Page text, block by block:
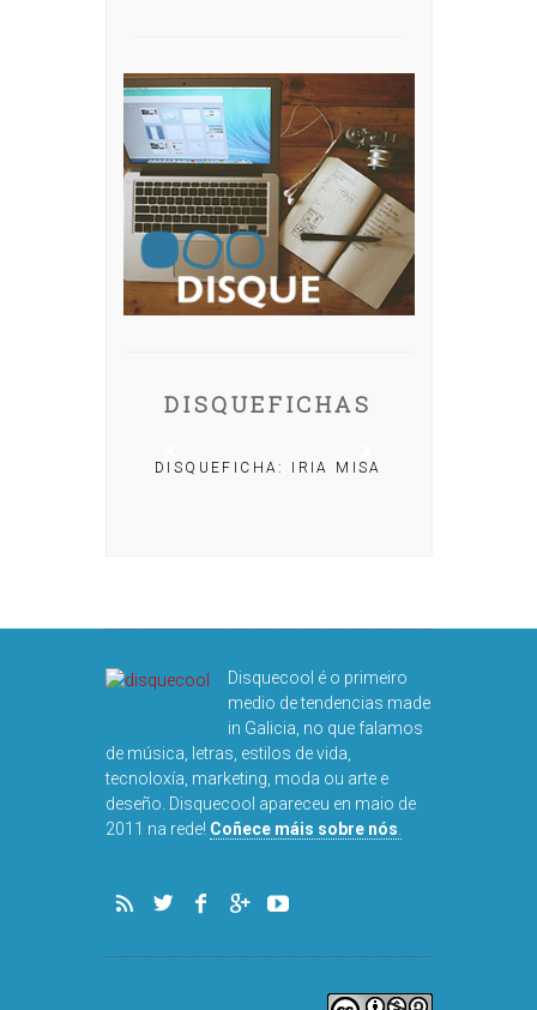
DISQUEFICHAS
DISQUEFICHA: IRIA MISA
Disquecool é o primeiro
medio de tendencias made
in Galicia, no que falamos
de música, letras, estilos de vida,
tecnoloxía, marketing, moda ou arte e
deseño. Disquecool apareceu en maio de
2011 na rede! Coñece máis sobre nós.